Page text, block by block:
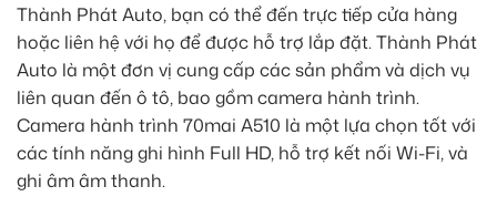
Thành Phát Auto, bạn có thể đến trực tiếp cửa hàng
hoặc liên hệ với họ để được hỗ trợ lắp đặt. Thành Phát
Auto là một đơn vị cung cấp các sản phẩm và dịch vụ
liên quan đến ô tô, bao gồm camera hành trình.
Camera hành trình 70mai A510 là một lựa chọn tốt với
các tính năng ghi hình Full HD, hỗ trợ kết nối Wi-Fi, và
ghi âm âm thanh.